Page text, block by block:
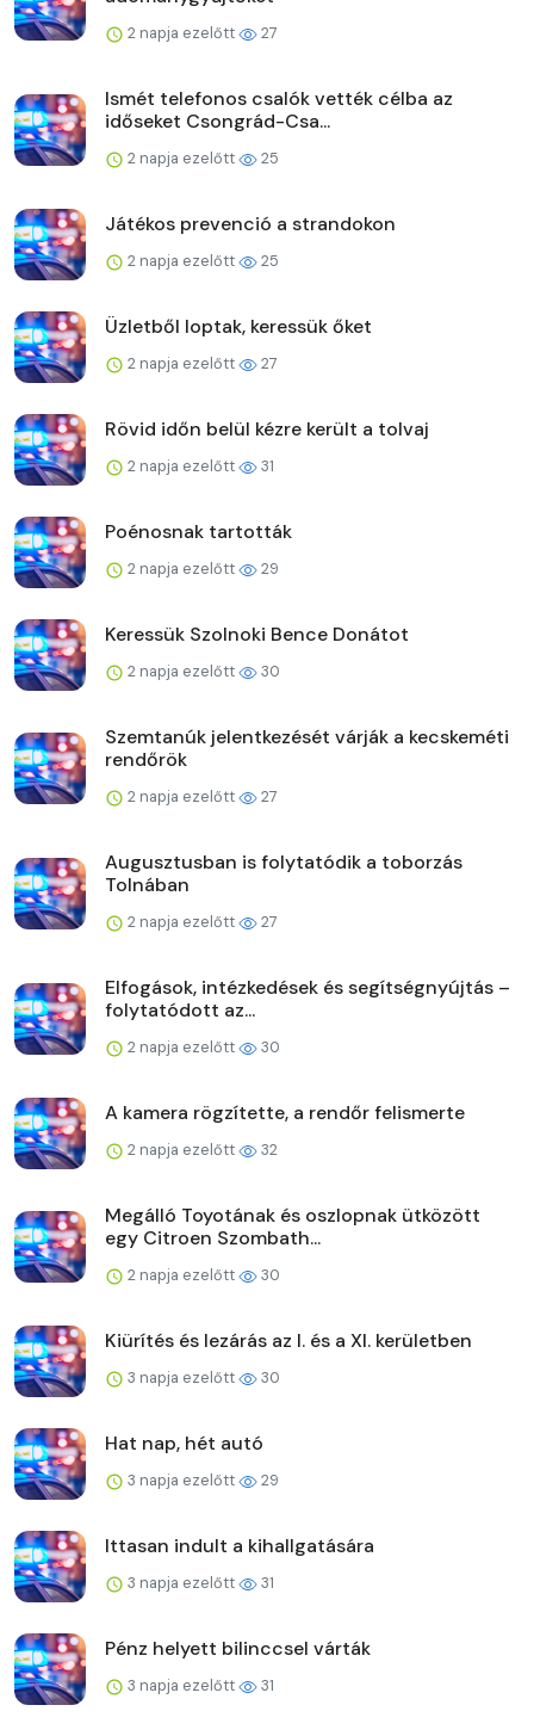
2 napja ezelőtt 27
Ismét telefonos csalók vették célba az
időseket Csongrád-Csa...
2 napja ezelőtt 25
Játékos prevenció a strandokon
2 napja ezelőtt 25
Üzletből loptak, keressük őket
2 napja ezelőtt 27
Rövid időn belül kézre került a tolvaj
2 napja ezelőtt 31
Poénosnak tartották
2 napja ezelőtt 29
Keressük Szolnoki Bence Donátot
2 napja ezelőtt 30
Szemtanúk jelentkezését várják a kecskeméti
rendőrök
2 napja ezelőtt 27
Augusztusban is folytatódik a toborzás
Tolnában
2 napja ezelőtt 27
Elfogások, intézkedések és segítségnyújtás –
folytatódott az...
2 napja ezelőtt 30
A kamera rögzítette, a rendőr felismerte
2 napja ezelőtt 32
Megálló Toyotának és oszlopnak ütközött
egy Citroen Szombath...
2 napja ezelőtt 30
Kiürítés és lezárás az I. és a XI. kerületben
3 napja ezelőtt 30
Hat nap, hét autó
3 napja ezelőtt 29
Ittasan indult a kihallgatására
3 napja ezelőtt 31
Pénz helyett bilinccsel várták
3 napja ezelőtt 31